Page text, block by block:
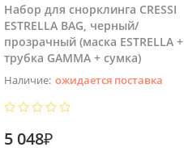
Набор для снорклинга CRESSI
ESTRELLA BAG, черный/
прозрачный (маска ESTRELLA +
трубка GAMMA + сумка)
ожидается поставка
5 048₽